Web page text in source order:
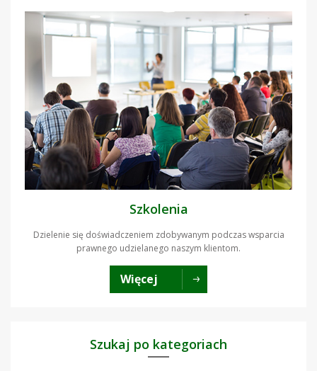
Szkolenia
Dzielenie się doświadczeniem zdobywanym podczas wsparcia
prawnego udzielanego naszym klientom.
Więcej
Szukaj po kategoriach